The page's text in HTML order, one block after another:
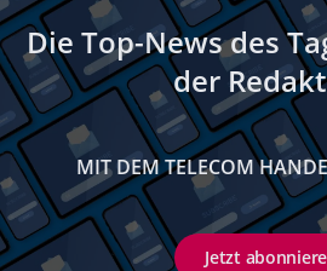
Die Top-News des
der
MIT DEM TELECOM
Jetzt